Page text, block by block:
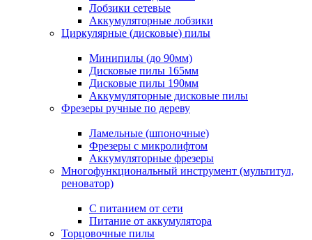
Лобзики сетевые
Аккумуляторные лобзики
Циркулярные (дисковые) пилы
Минипилы (до 90мм)
Дисковые пилы 165мм
Дисковые пилы 190мм
Аккумуляторные дисковые пилы
Фрезеры ручные по дереву
Ламельные (шпоночные)
Фрезеры с микролифтом
Аккумуляторные фрезеры
Многофункциональный инструмент (мультитул,
реноватор)
С питанием от сети
Питание от аккумулятора
Торцовочные пилы